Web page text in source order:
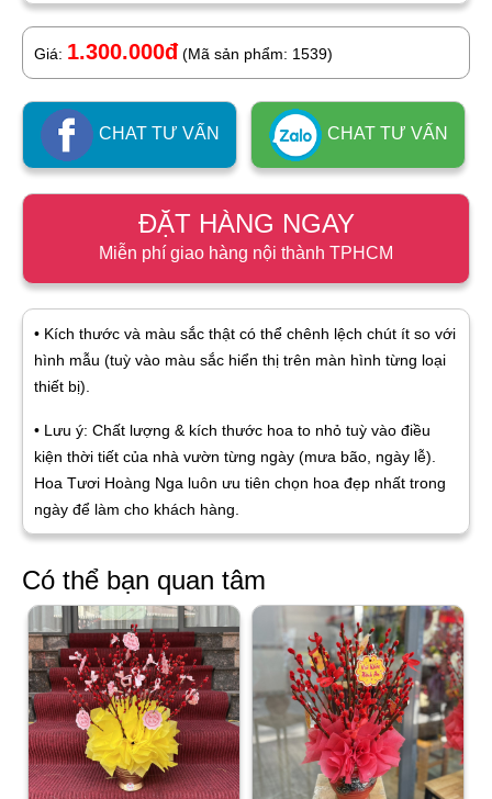
Giá: 1.300.000đ (Mã sản phẩm: 1539)
CHAT TƯ VẤN CHAT TƯ VẤN
ĐẶT HÀNG NGAY
Miễn phí giao hàng nội thành TPHCM
• Kích thước và màu sắc thật có thể chênh lệch chút ít so với
hình mẫu (tuỳ vào màu sắc hiển thị trên màn hình từng loại
thiết bị).
• Lưu ý: Chất lượng & kích thước hoa to nhỏ tuỳ vào điều
kiện thời tiết của nhà vườn từng ngày (mưa bão, ngày lễ).
Hoa Tươi Hoàng Nga luôn ưu tiên chọn hoa đẹp nhất trong
ngày để làm cho khách hàng.
Có thể bạn quan tâm